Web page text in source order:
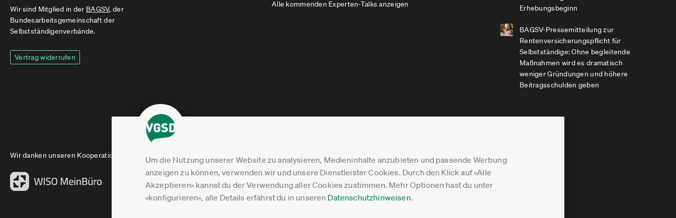
Um die Nutzung unserer Website zu analysieren, Medieninhalte anzubieten und passende Werbung
anzeigen zu können, verwenden wir und unsere Dienstleister Cookies. Durch den Klick auf «Alle
Akzeptieren» kannst du der Verwendung aller Cookies zustimmen. Mehr Optionen hast du unter
«konfigurieren», alle Details erfährst du in unseren Datenschutzhinweisen.
Wir sind Mitglied in der BAGSV, der
Bundesarbeitsgemeinschaft der
Selbstständigenverbände.
Vertrag widerrufen
Alle kommenden Experten-Talks anzeigen
Erhebungsbeginn
BAGSV-Pressemitteilung zur
Rentenversicherungspflicht für
Selbstständige: Ohne begleitende
Maßnahmen wird es dramatisch
weniger Gründungen und höhere
Beitragsschulden geben
Wir danken unseren Kooperationspartnern